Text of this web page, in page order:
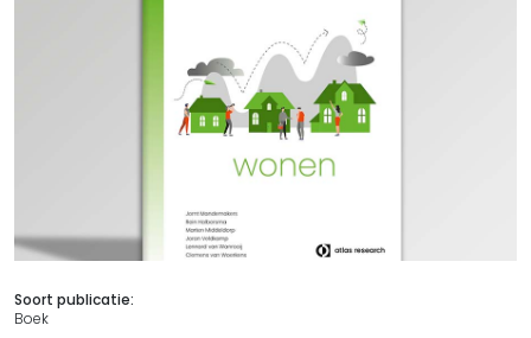
Soort publicatie:
Boek